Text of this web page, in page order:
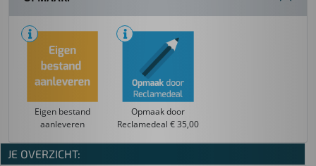
Eigen bestand
aanleveren
Opmaak door
Reclamedeal € 35,00
JE OVERZICHT: